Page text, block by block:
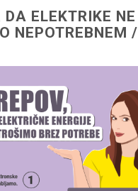
DA ELEKTRIKE NE
NEPOTREBNEM /